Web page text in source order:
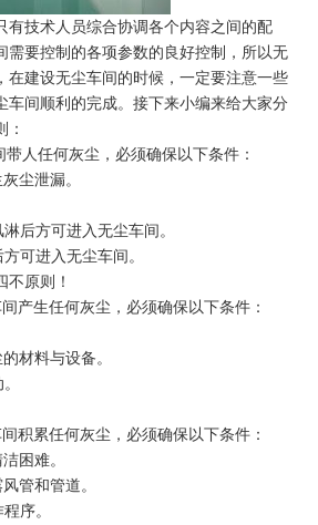
有技术人员综合协调各个内容之间的配
需要控制的各项参数的良好控制，所以无
在建设无尘车间的时候，一定要注意一些
车间顺利的完成。接下来小编来给大家分
人任何灰尘，必须确保以下条件：
尘泄漏。
后方可进入无尘车间。
可进入无尘车间。
不原则！
产生任何灰尘，必须确保以下条件：
材料与设备。
积累任何灰尘，必须确保以下条件：
困难。
管和管道。
序。